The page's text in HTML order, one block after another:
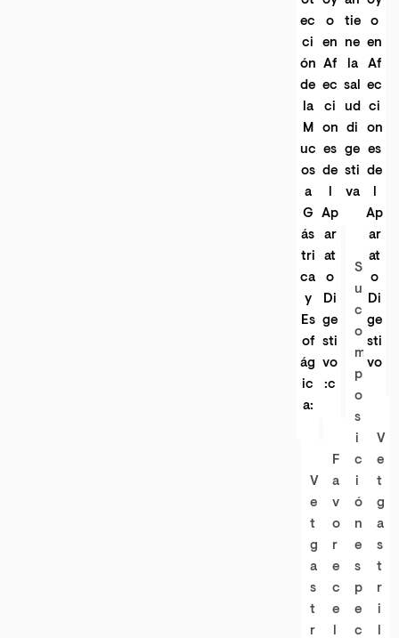
ec
ci
ón
de
la
M
uc
os
a
G
ás
tri
ca
y
Es
of
ág
ic
a:
V
e
t
g
a
s
t
r
o
en
Af
ec
ci
on
es
de
l
Ap
ar
at
o
Di
ge
sti
vo
:c
F
a
v
o
r
e
c
e
l
tie
ne
la
sal
ud
di
ge
sti
va
S
u
c
o
m
p
o
s
i
c
i
ó
n
e
s
p
e
c
o
en
Af
ec
ci
on
es
de
l
Ap
ar
at
o
Di
ge
sti
vo
V
e
t
g
a
s
t
r
i
l